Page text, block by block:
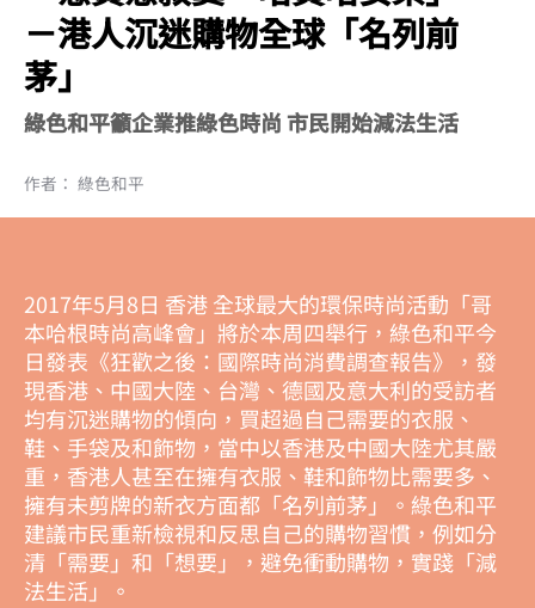
－港人沉迷購物全球「名列前
茅」
綠色和平籲企業推綠色時尚 市民開始減法生活
作者： 綠色和平
2017年5月8日 香港 全球最大的環保時尚活動「哥
本哈根時尚高峰會」將於本周四舉行，綠色和平今
日發表《狂歡之後：國際時尚消費調查報告》，發
現香港、中國大陸、台灣、德國及意大利的受訪者
均有沉迷購物的傾向，買超過自己需要的衣服、
鞋、手袋及和飾物，當中以香港及中國大陸尤其嚴
重，香港人甚至在擁有衣服、鞋和飾物比需要多、
擁有未剪牌的新衣方面都「名列前茅」。綠色和平
建議市民重新檢視和反思自己的購物習慣，例如分
清「需要」和「想要」，避免衝動購物，實踐「減
法生活」。